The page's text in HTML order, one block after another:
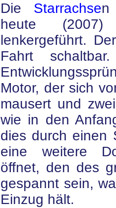
Die Starrachsen
heute (2007)
lenkergeführt.
Fahrt
Motor, der sich
mausert und
wie in den
dies durch einen
eine weitere
öffnet, den des
gespannt sein,
Einzug hält.